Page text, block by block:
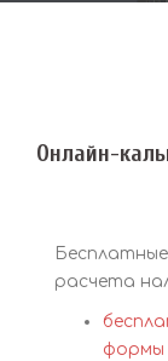
Онлайн-
расчета
формы